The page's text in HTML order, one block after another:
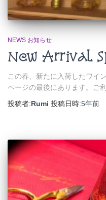
NEWS お知らせ
New Arrival
この春、新たに入荷したワイ
ページの最後にあります。ご
投稿者:Rumi 投稿日時:5年前